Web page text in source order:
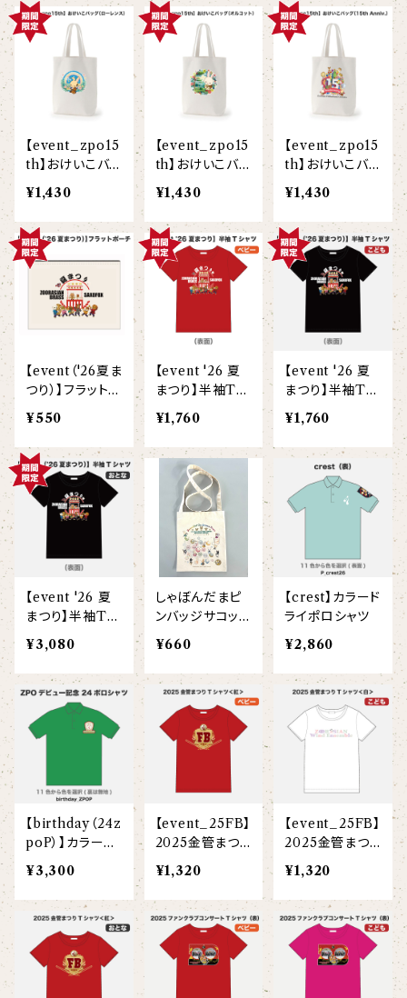
侍BRASSTシャツ
【vividtypo】
【wreath】
【custom_point】
【face_point】
【balancing typo】
【crest_turquoise】
【piano】
【pink_flower】
【xx's day】
【Allstar】
【embrem_American】
【Amazing player】
【EVENT ※期間限定商品】
ソックス
ラグランTシャツ
ダンボールニットTシャツ
カーディガン
マフラー
雲豹（ウンピョウ）
黒ヤギ
オルコット
フランソワルトン
チーター
オコジョ
ホワイトライオン
ローレンス
【event_zpo15
th】おけいこバッ
グ（ローレンス）
¥1,430
【event_zpo15
th】おけいこバッ
グ（オルコット）
¥1,430
【event_zpo15
th】おけいこバッ
グ（15th Anniv.
）
¥1,430
【event（'26夏ま
つり）】フラットポ
ーチ
¥550
【event '26 夏
まつり】半袖Tシ
ャツ(ベビー)
¥1,760
【event '26 夏
まつり】半袖Tシ
ャツ(こども)
¥1,760
【event '26 夏
まつり】半袖Tシ
ャツ(大人)
¥3,080
しゃぼんだまピ
ンバッジサコッシ
ュ
¥660
【crest】カラード
ライポロシャツ
¥2,860
【birthday（24z
poP）】カラード
¥3,300
【event_25FB】
2025金管まつり
Tシャツ＜紅＞
＜白＞(ベビー)
¥1,320
【event_25FB】
2025金管まつり
Tシャツ＜紅＞
＜白＞(こども)
¥1,320